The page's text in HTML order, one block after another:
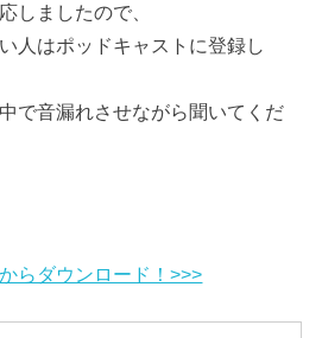
しましたので、
人はポッドキャストに登録し
で音漏れさせながら聞いてくだ
らダウンロード！>>>